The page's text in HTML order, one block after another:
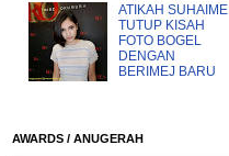
ATIKAH SUHAIME
TUTUP KISAH
FOTO BOGEL
DENGAN
BERIMEJ BARU
AWARDS / ANUGERAH